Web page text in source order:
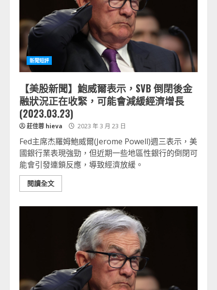
新聞短評
【美股新聞】鮑威爾表示，SVB 倒閉後金
融狀況正在收緊，可能會減緩經濟增長
(2023.03.23)
莊佳蓉 hieva 2023 年 3 月 23 日
Fed主席杰羅姆鮑威爾(Jerome Powell)週三表示，美
國銀行業表現強勁，但近期一些地區性銀行的倒閉可
能會引發連鎖反應，導致經濟放緩。
閱讀全文